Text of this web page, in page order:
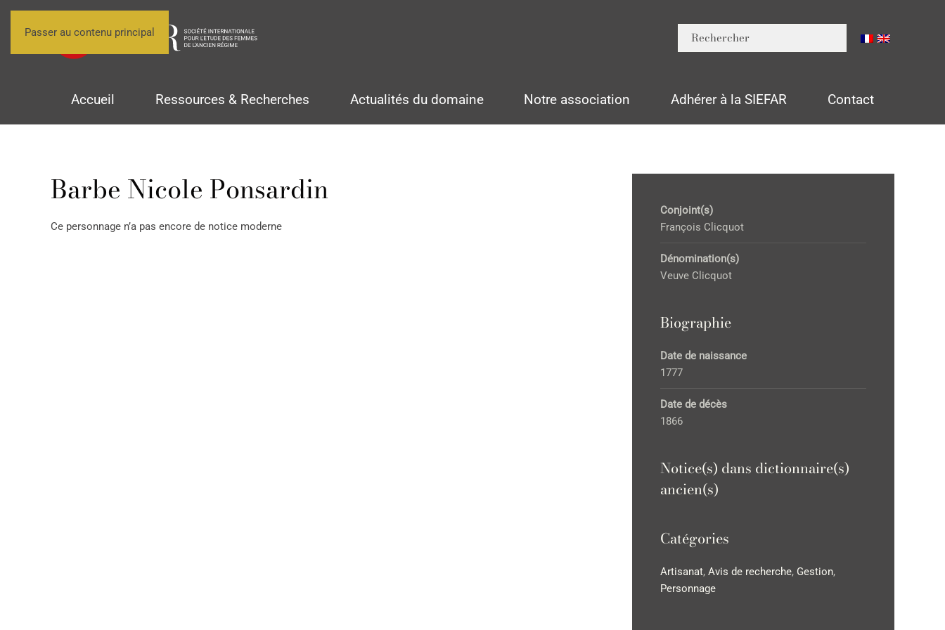
Passer au contenu principal
Accueil Ressources & Recherches Actualités du domaine Notre association Adhérer à la SIEFAR Contact
Barbe Nicole Ponsardin
Ce personnage n’a pas encore de notice moderne
Conjoint(s)
François Clicquot
Dénomination(s)
Veuve Clicquot
Biographie
Date de naissance
1777
Date de décès
1866
Notice(s) dans dictionnaire(s)
ancien(s)
Catégories
Artisanat, Avis de recherche, Gestion,
Personnage